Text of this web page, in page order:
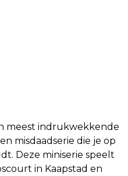
meest indrukwekkende
misdaadserie die je op
Deze miniserie speelt
in Kaapstad en